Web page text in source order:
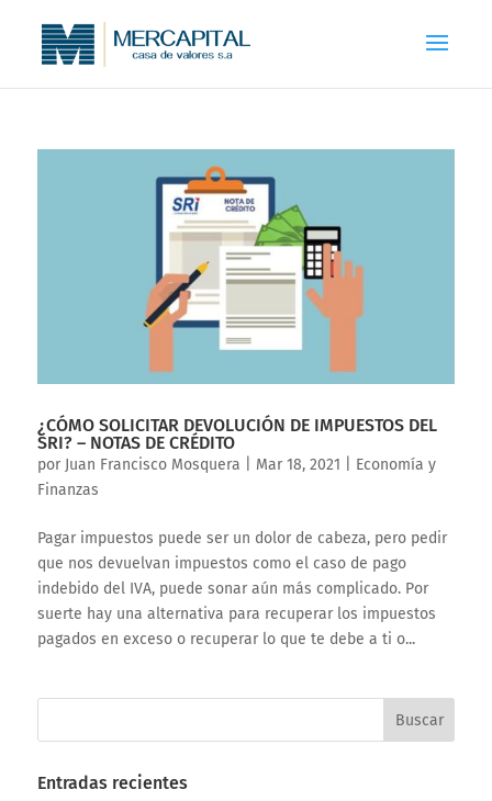
¿CÓMO SOLICITAR DEVOLUCIÓN DE IMPUESTOS DEL
SRI? – NOTAS DE CRÉDITO
por Juan Francisco Mosquera Mar 18, 2021
Economía y
Finanzas
Pagar impuestos puede ser un dolor de cabeza, pero pedir
que nos devuelvan impuestos como el caso de pago
indebido del IVA, puede sonar aún más complicado. Por
suerte hay una alternativa para recuperar los impuestos
pagados en exceso o recuperar lo que te debe a ti o...
Entradas recientes